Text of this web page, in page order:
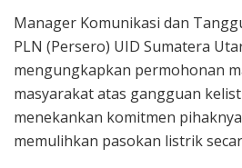
Manager Komunikasi dan
PLN (Persero) UID Sumatera
mengungkapkan permohonan
masyarakat atas gangguan
menekankan komitmen
memulihkan pasokan listrik